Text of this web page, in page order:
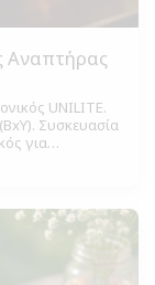
Αναπτήρας
UNILITE.
Συσκευασία
για
διαφημιστικά